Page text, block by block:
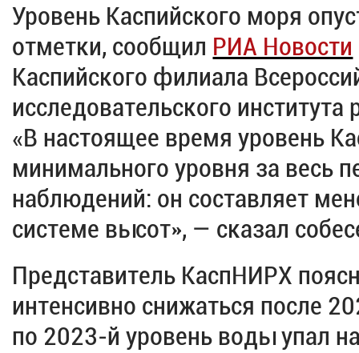
Уровень Каспийского моря
отметки, сообщил РИА Новости
Каспийского филиала
исследовательского
«В настоящее время уровень
минимального уровня за весь
наблюдений: он составляет
системе высот», — сказал
Представитель КаспНИРХ
интенсивно снижаться после
по 2023-й уровень воды упал